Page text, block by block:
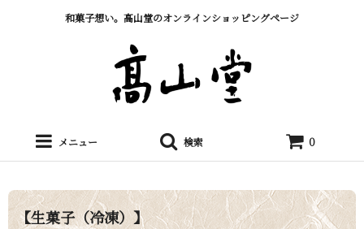
和菓子想い。髙山堂のオンラインショッピングページ
メニュー 検索 0
【生菓子（冷凍）】